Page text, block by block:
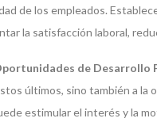
de los empleados.
la satisfacción laboral,
de Desarrollo
últimos, sino también a la
estimular el interés y la